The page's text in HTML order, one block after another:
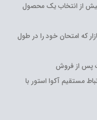
از انتخاب یک محصول
که امتحان خود را در طول
پس از فروش
مستقیم آکوا استور با